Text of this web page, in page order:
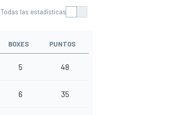
Todas las estadísticas
BOXES PUNTOS
5 48
6 35